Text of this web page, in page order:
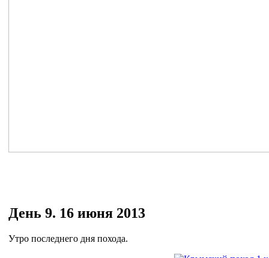
День 9. 16 июня 2013
Утро последнего дня похода.